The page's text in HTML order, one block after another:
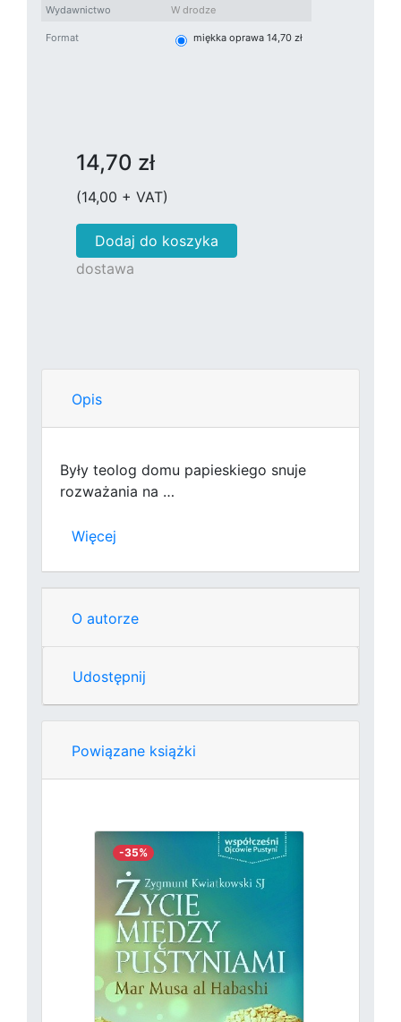
Wydawnictwo
W drodze
Format miękka oprawa 14,70 zł
14,70 zł
(14,00 + VAT)
Dodaj do koszyka
dostawa
Opis
Były teolog domu papieskiego snuje
rozważania na …
Więcej
O autorze
Udostępnij
Powiązane książki
-35%